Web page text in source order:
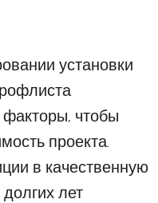
установки
факторы, чтобы
проекта.
в качественную
лет